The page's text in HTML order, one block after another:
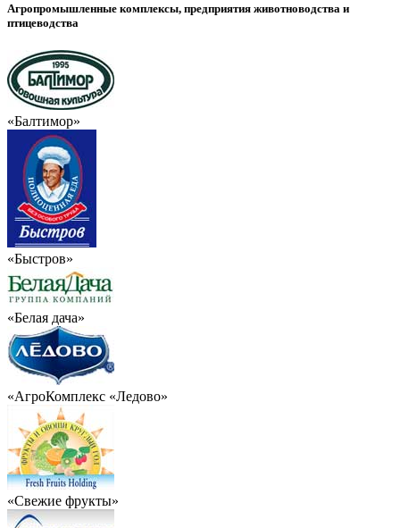
Агропромышленные комплексы, предприятия животноводства и
птицеводства
«Балтимор»
«Быстров»
«Белая дача»
«АгроКомплекс «Ледово»
«Свежие фрукты»